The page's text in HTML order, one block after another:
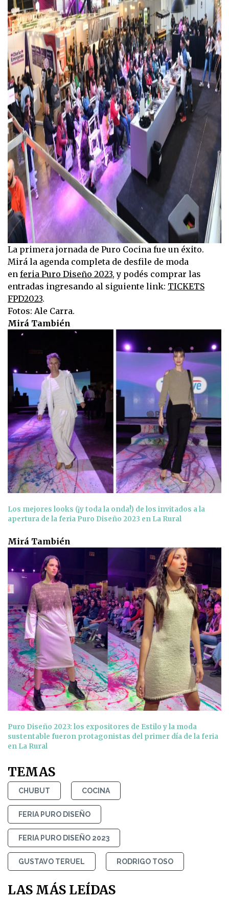
La primera jornada de Puro Cocina fue un éxito.
Mirá la agenda completa de desfile de moda
en feria Puro Diseño 2023, y podés comprar las
entradas ingresando al siguiente link: TICKETS
FPD2023.
Fotos: Ale Carra.
Mirá También
Los mejores looks (¡y toda la onda!) de los invitados a la
apertura de la feria Puro Diseño 2023 en La Rural
Mirá También
Puro Diseño 2023: los expositores de Estilo y la moda
sustentable fueron protagonistas del primer día de la feria
en La Rural
TEMAS
CHUBUT COCINA
FERIA PURO DISEÑO
FERIA PURO DISEÑO 2023
GUSTAVO TERUEL RODRIGO TOSO
LAS MÁS LEÍDAS